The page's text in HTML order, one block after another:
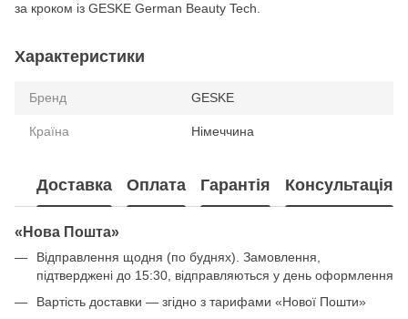
за кроком із GESKE German Beauty Tech.
Характеристики
Бренд GESKE
Країна Німеччина
Доставка Оплата Гарантія Консультація
«Нова Пошта»
Відправлення щодня (по буднях). Замовлення,
підтверджені до 15:30, відправляються у день оформлення
Вартість доставки — згідно з тарифами «Нової Пошти»